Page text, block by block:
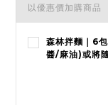
以優惠價加購商品
森林拌麵｜6
醬/麻油)或將